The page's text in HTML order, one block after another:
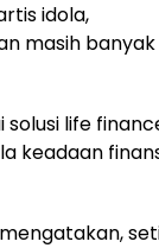
idola,
masih banyak
life
keadaan
mengatakan,